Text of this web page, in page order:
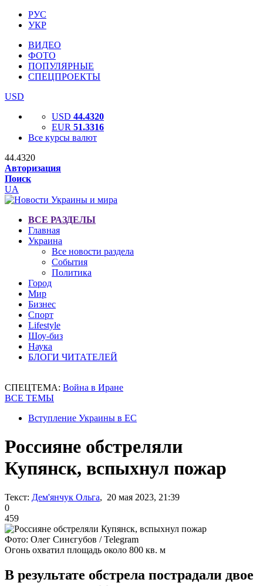
РУС
УКР
ВИДЕО
ФОТО
ПОПУЛЯРНЫЕ
СПЕЦПРОЕКТЫ
USD
USD 44.4320
EUR 51.3316
Все курсы валют
44.4320
Авторизация
Поиск
UA
ВСЕ РАЗДЕЛЫ
Главная
Украина
Все новости раздела
События
Политика
Город
Мир
Бизнес
Спорт
Lifestyle
Шоу-биз
Наука
БЛОГИ ЧИТАТЕЛЕЙ
СПЕЦТЕМА: Война в Иране
ВСЕ ТЕМЫ
Вступление Украины в ЕС
Россияне обстреляли
Купянск, вспыхнул пожар
Текст: Дем'янчук Ольга, 20 мая 2023, 21:39
0
459
Фото: Олег Синєгубов / Telegram
Огонь охватил площадь около 800 кв. м
В результате обстрела пострадали двое